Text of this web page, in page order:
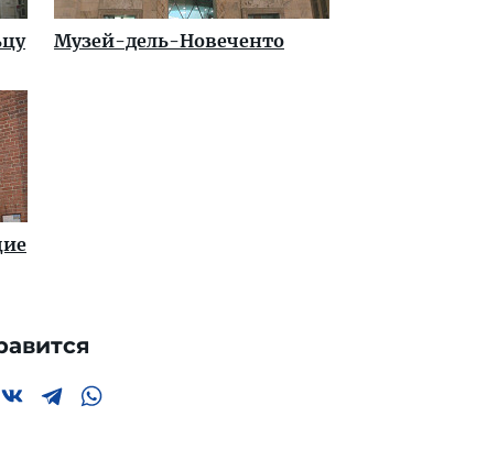
Музей-дель-Новеченто